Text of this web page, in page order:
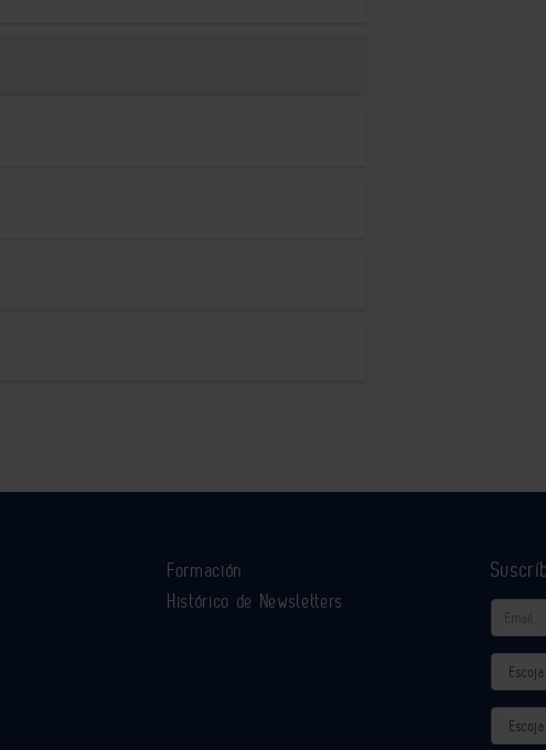
Formación
Histórico de Newsletters
Email
Actividad
Provincia